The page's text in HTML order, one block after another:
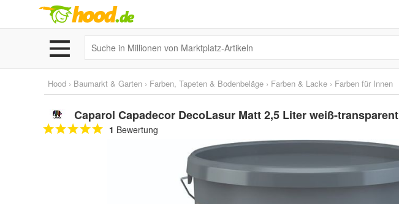
Hood › Baumarkt & Garten › Farben, Tapeten & Bodenbeläge › Farben & Lacke › Farben für Innen
Caparol Capadecor DecoLasur Matt 2,5 Liter weiß-transparent
1 Bewertung